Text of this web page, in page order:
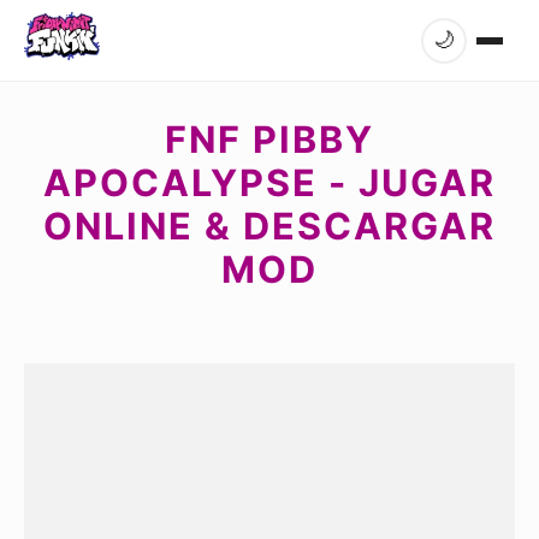
🌙
FNF PIBBY
APOCALYPSE - JUGAR
ONLINE & DESCARGAR
MOD